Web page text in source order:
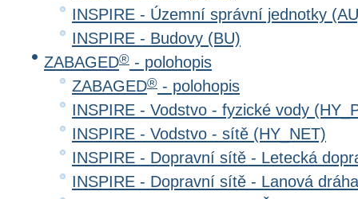
INSPIRE - Územní správní jednotky
INSPIRE - Budovy (BU)
ZABAGED® - polohopis
ZABAGED® - polohopis
INSPIRE - Vodstvo - fyzické vody
INSPIRE - Vodstvo - sítě (HY_NET)
INSPIRE - Dopravní sítě - Letecká
INSPIRE - Dopravní sítě - Lanová